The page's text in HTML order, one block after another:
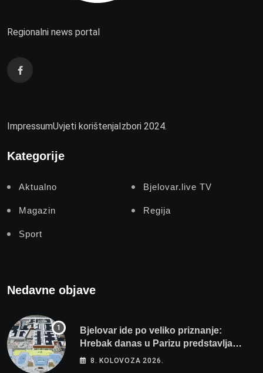
Regionalni news portal
ImpressumUvjeti korištenja Izbori 2024.
Kategorije
Aktualno Bjelovar.live TV
Magazin Regija
Sport
Nedavne objave
Bjelovar ide po veliko priznanje:
Hrebak danas u Parizu predstavlja
Wellovar za domaćina Europskog
8. KOLOVOZA 2026.